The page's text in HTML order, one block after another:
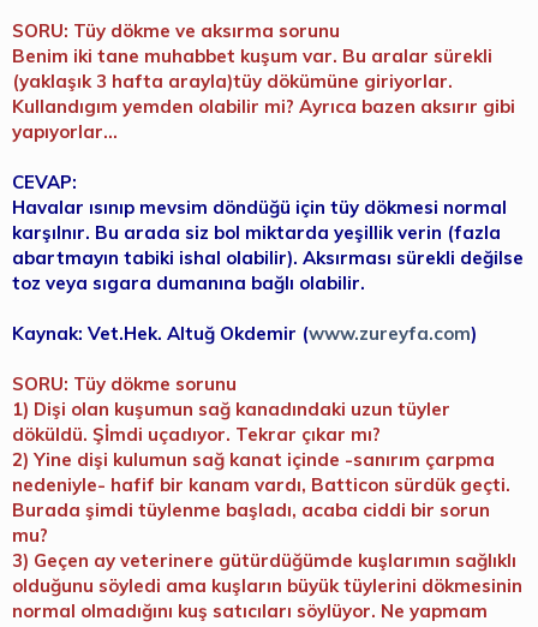
SORU: Tüy dökme ve aksırma sorunu
Benim iki tane muhabbet kuşum var. Bu aralar sürekli
(yaklaşık 3 hafta arayla)tüy dökümüne giriyorlar.
Kullandıgım yemden olabilir mi? Ayrıca bazen aksırır gibi
yapıyorlar...
CEVAP:
Havalar ısınıp mevsim döndüğü için tüy dökmesi normal
karşılnır. Bu arada siz bol miktarda yeşillik verin (fazla
abartmayın tabiki ishal olabilir). Aksırması sürekli değilse
toz veya sıgara dumanına bağlı olabilir.
Kaynak: Vet.Hek. Altuğ Okdemir (www.zureyfa.com)
SORU: Tüy dökme sorunu
1) Dişi olan kuşumun sağ kanadındaki uzun tüyler
döküldü. Şİmdi uçadıyor. Tekrar çıkar mı?
2) Yine dişi kulumun sağ kanat içinde -sanırım çarpma
nedeniyle- hafif bir kanam vardı, Batticon sürdük geçti.
Burada şimdi tüylenme başladı, acaba ciddi bir sorun
mu?
3) Geçen ay veterinere gütürdüğümde kuşlarımın sağlıklı
olduğunu söyledi ama kuşların büyük tüylerini dökmesinin
normal olmadığını kuş satıcıları söylüyor. Ne yapmam